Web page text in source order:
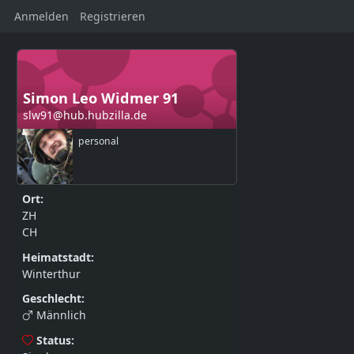
Anmelden Registrieren
Simon Leo Widmer 91
slw91@hub.hubzilla.de
personal
Ort:
ZH
CH
Heimatstadt:
Winterthur
Geschlecht:
Männlich
Status: